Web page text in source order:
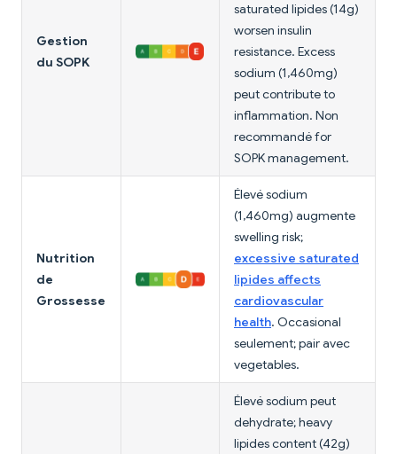
Gestion
du SOPK
saturated lipides (14g)
worsen insulin
resistance. Excess
sodium (1,460mg)
peut contribute to
inflammation. Non
recommandé for
SOPK management.
Nutrition
de
Grossesse
Élevé sodium
(1,460mg) augmente
swelling risk;
excessive saturated
lipides affects
cardiovascular
health. Occasional
seulement; pair avec
vegetables.
Élevé sodium peut
dehydrate; heavy
lipides content (42g)